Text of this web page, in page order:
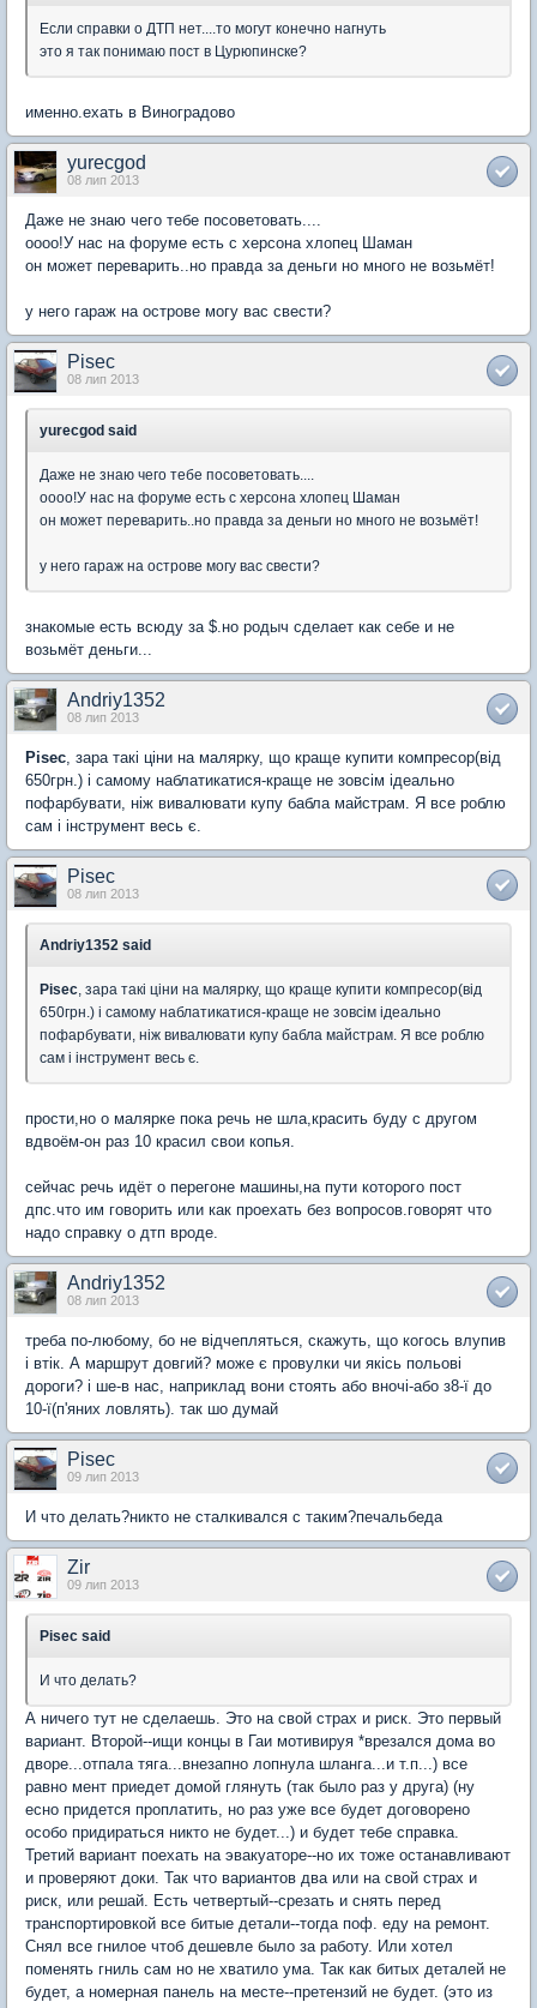
Если справки о ДТП нет....то могут конечно нагнуть
это я так понимаю пост в Цурюпинске?
именно.ехать в Виноградово
yurecgod
08 лип 2013
Даже не знаю чего тебе посоветовать....
оооо!У нас на форуме есть с херсона хлопец Шаман
он может переварить..но правда за деньги но много не возьмёт!
у него гараж на острове могу вас свести?
Pisec
08 лип 2013
yurecgod said
Даже не знаю чего тебе посоветовать....
оооо!У нас на форуме есть с херсона хлопец Шаман
он может переварить..но правда за деньги но много не возьмёт!
у него гараж на острове могу вас свести?
знакомые есть всюду за $.но родыч сделает как себе и не
возьмёт деньги...
Andriy1352
08 лип 2013
Pisec, зара такі ціни на малярку, що краще купити компресор(від
650грн.) і самому наблатикатися-краще не зовсім ідеально
пофарбувати, ніж вивалювати купу бабла майстрам. Я все роблю
сам і інструмент весь є.
Pisec
08 лип 2013
Andriy1352 said
Pisec, зара такі ціни на малярку, що краще купити компресор(від
650грн.) і самому наблатикатися-краще не зовсім ідеально
пофарбувати, ніж вивалювати купу бабла майстрам. Я все роблю
сам і інструмент весь є.
прости,но о малярке пока речь не шла,красить буду с другом
вдвоём-он раз 10 красил свои копья.
сейчас речь идёт о перегоне машины,на пути которого пост
дпс.что им говорить или как проехать без вопросов.говорят что
надо справку о дтп вроде.
Andriy1352
08 лип 2013
треба по-любому, бо не відчепляться, скажуть, що когось влупив
і втік. А маршрут довгий? може є провулки чи якісь польові
дороги? і ше-в нас, наприклад вони стоять або вночі-або з8-ї до
10-ї(п'яних ловлять). так шо думай
Pisec
09 лип 2013
И что делать?никто не сталкивался с таким?печальбеда
Zir
09 лип 2013
Pisec said
И что делать?
А ничего тут не сделаешь. Это на свой страх и риск. Это первый
вариант. Второй--ищи концы в Гаи мотивируя *врезался дома во
дворе...отпала тяга...внезапно лопнула шланга...и т.п...) все
равно мент приедет домой глянуть (так было раз у друга) (ну
есно придется проплатить, но раз уже все будет договорено
особо придираться никто не будет...) и будет тебе справка.
Третий вариант поехать на эвакуаторе--но их тоже останавливают
и проверяют доки. Так что вариантов два или на свой страх и
риск, или решай. Есть четвертый--срезать и снять перед
транспортировкой все битые детали--тогда поф. еду на ремонт.
Снял все гнилое чтоб дешевле было за работу. Или хотел
поменять гниль сам но не хватило ума. Так как битых деталей не
будет, а номерная панель на месте--претензий не будет. (это из